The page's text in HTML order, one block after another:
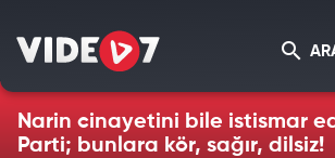
Narin cinayetini bile istismar
Parti; bunlara kör, sağır, dilsiz!